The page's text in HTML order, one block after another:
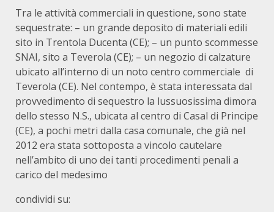
Tra le attività commerciali in questione, sono state
sequestrate: – un grande deposito di materiali edili
sito in Trentola Ducenta (CE); – un punto scommesse
SNAI, sito a Teverola (CE); – un negozio di calzature
ubicato all’interno di un noto centro commerciale di
Teverola (CE). Nel contempo, è stata interessata dal
provvedimento di sequestro la lussuosissima dimora
dello stesso N.S., ubicata al centro di Casal di Principe
(CE), a pochi metri dalla casa comunale, che già nel
2012 era stata sottoposta a vincolo cautelare
nell’ambito di uno dei tanti procedimenti penali a
carico del medesimo
condividi su: